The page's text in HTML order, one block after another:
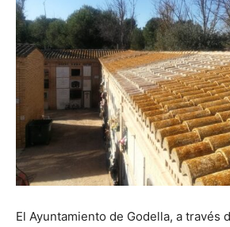
El Ayuntamiento de Godella, a través